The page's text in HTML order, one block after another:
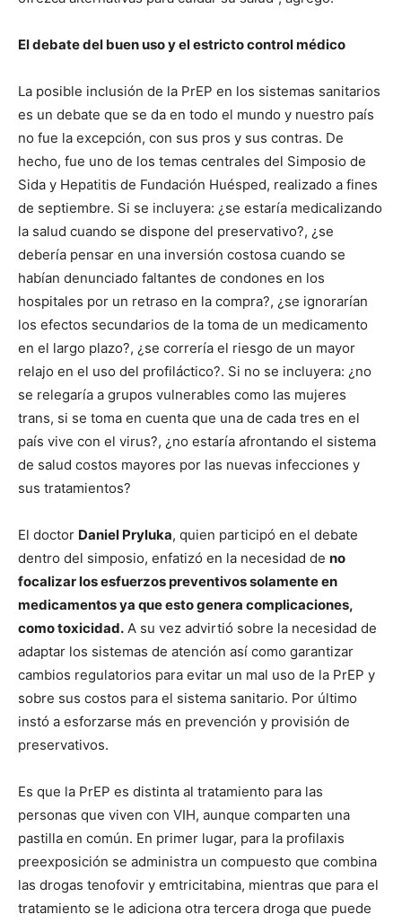
El debate del buen uso y el estricto control médico
La posible inclusión de la PrEP en los sistemas sanitarios
es un debate que se da en todo el mundo y nuestro país
no fue la excepción, con sus pros y sus contras. De
hecho, fue uno de los temas centrales del Simposio de
Sida y Hepatitis de Fundación Huésped, realizado a fines
de septiembre. Si se incluyera: ¿se estaría medicalizando
la salud cuando se dispone del preservativo?, ¿se
debería pensar en una inversión costosa cuando se
habían denunciado faltantes de condones en los
hospitales por un retraso en la compra?, ¿se ignorarían
los efectos secundarios de la toma de un medicamento
en el largo plazo?, ¿se correría el riesgo de un mayor
relajo en el uso del profiláctico?. Si no se incluyera: ¿no
se relegaría a grupos vulnerables como las mujeres
trans, si se toma en cuenta que una de cada tres en el
país vive con el virus?, ¿no estaría afrontando el sistema
de salud costos mayores por las nuevas infecciones y
sus tratamientos?
El doctor Daniel Pryluka, quien participó en el debate
dentro del simposio, enfatizó en la necesidad de no
focalizar los esfuerzos preventivos solamente en
medicamentos ya que esto genera complicaciones,
como toxicidad. A su vez advirtió sobre la necesidad de
adaptar los sistemas de atención así como garantizar
cambios regulatorios para evitar un mal uso de la PrEP y
sobre sus costos para el sistema sanitario. Por último
instó a esforzarse más en prevención y provisión de
preservativos.
Es que la PrEP es distinta al tratamiento para las
personas que viven con VIH, aunque comparten una
pastilla en común. En primer lugar, para la profilaxis
preexposición se administra un compuesto que combina
las drogas tenofovir y emtricitabina, mientras que para el
tratamiento se le adiciona otra tercera droga que puede